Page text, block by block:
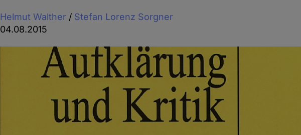
Helmut Walther / Stefan Lorenz Sorgner
04.08.2015